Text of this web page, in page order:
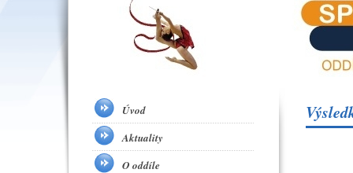
Úvod
Aktuality
O oddíle